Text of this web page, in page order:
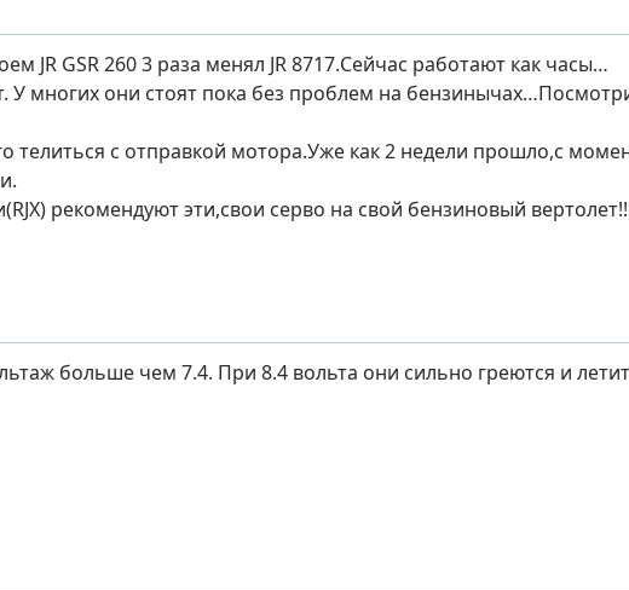
JR GSR 260 3 раза менял JR 8717.Сейчас работают как часы…
У многих они стоят пока без проблем на
телиться с отправкой мотора.Уже как 2 недели прошло,с
рекомендуют эти,свои серво на свой бензиновый
больше чем 7.4. При 8.4 вольта они сильно греются и